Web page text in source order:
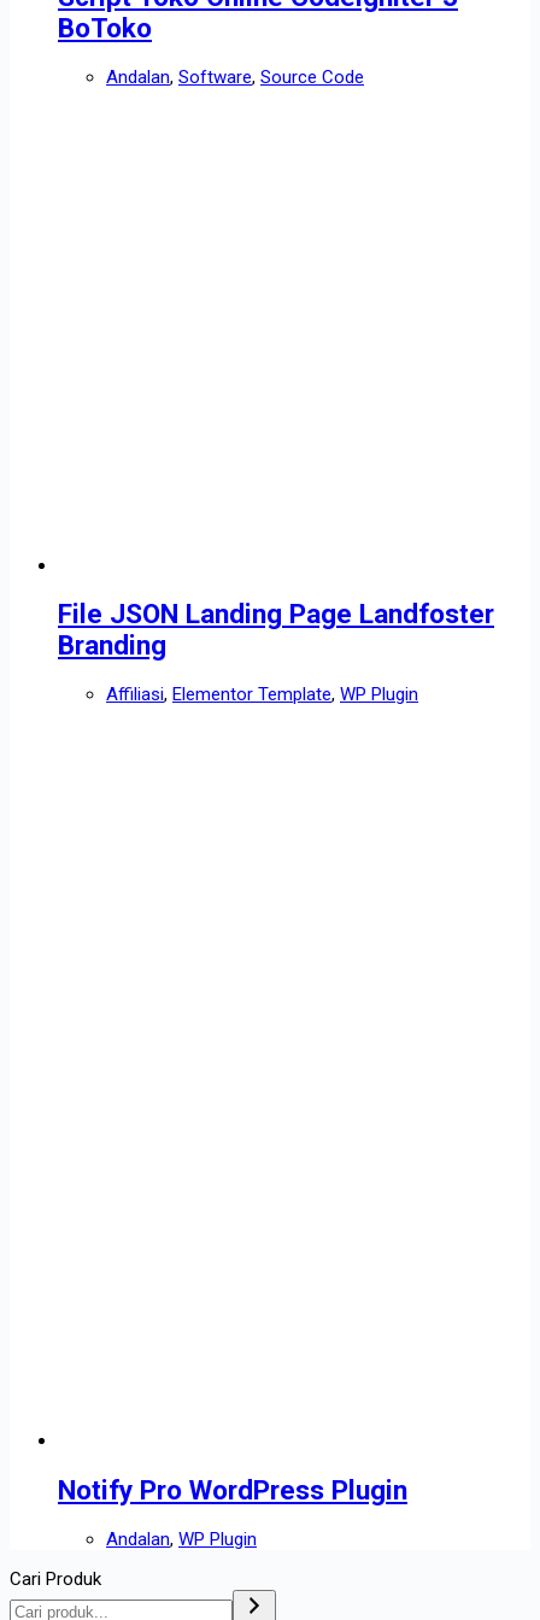
BoToko
Andalan, Software, Source Code
File JSON Landing Page Landfoster
Branding
Affiliasi, Elementor Template, WP Plugin
Notify Pro WordPress Plugin
Andalan, WP Plugin
Cari Produk